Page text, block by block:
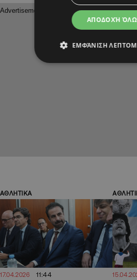
ΑΘΛΗΤΙΚΑ
17.04.2026 11:44
ΑΠΟΔΟΧΉ
ΕΜΦΆΝΙΣΗ